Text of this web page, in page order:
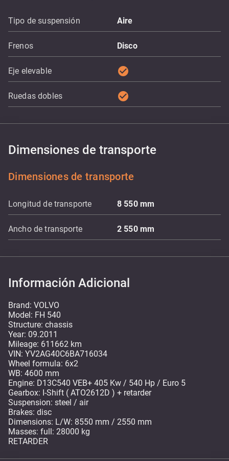
Tipo de suspensión Aire
Frenos Disco
Eje elevable check_circle
Ruedas dobles check_circle
Dimensiones de transporte
Dimensiones de transporte
Longitud de transporte 8 550 mm
Ancho de transporte 2 550 mm
Información Adicional
Brand: VOLVO
Model: FH 540
Structure: chassis
Year: 09.2011
Mileage: 611662 km
VIN: YV2AG40C6BA716034
Wheel formula: 6x2
WB: 4600 mm
Engine: D13C540 VEB+ 405 Kw / 540 Hp / Euro 5
Gearbox: I-Shift ( ATO2612D ) + retarder
Suspension: steel / air
Brakes: disc
Dimensions: L/W: 8550 mm / 2550 mm
Masses: full: 28000 kg
RETARDER